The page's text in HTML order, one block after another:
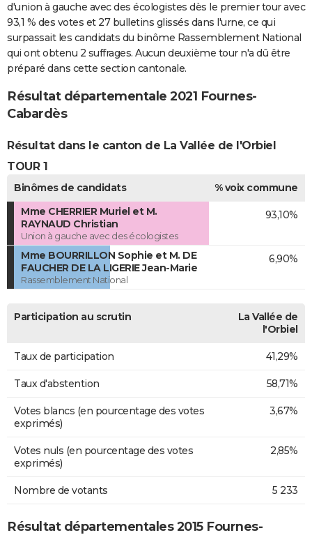
d'union à gauche avec des écologistes dès le premier tour avec
93,1 % des votes et 27 bulletins glissés dans l'urne, ce qui
surpassait les candidats du binôme Rassemblement National
qui ont obtenu 2 suffrages. Aucun deuxième tour n'a dû être
préparé dans cette section cantonale.
Résultat départementale 2021 Fournes-
Cabardès
Résultat dans le canton de La Vallée de l'Orbiel
TOUR 1
Binômes de candidats
% voix commune
Mme CHERRIER Muriel et M.
RAYNAUD Christian
Union à gauche avec des écologistes
93,10%
Mme BOURRILLON Sophie et M. DE
FAUCHER DE LA LIGERIE Jean-Marie
Rassemblement National
6,90%
Participation au scrutin
La Vallée de
l'Orbiel
Taux de participation 41,29%
Taux d'abstention 58,71%
Votes blancs (en pourcentage des votes
exprimés)
3,67%
Votes nuls (en pourcentage des votes
exprimés)
2,85%
Nombre de votants 5 233
Résultat départementales 2015 Fournes-